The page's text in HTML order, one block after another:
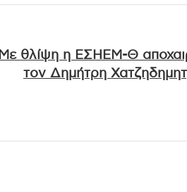
Με θλίψη η ΕΣΗΕΜ-Θ
τον Δημήτρη